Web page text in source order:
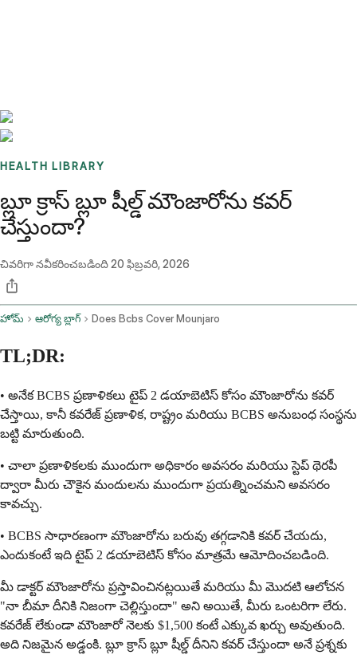
HEALTH LIBRARY
బ్లూ క్రాస్ బ్లూ షీల్డ్ మౌంజారోను కవర్
చేస్తుందా?
చివరిగా నవీకరించబడింది20 ఫిబ్రవరి, 2026
హోమ్ ఆరోగ్య బ్లాగ్ Does Bcbs Cover Mounjaro
TL;DR:
• అనేక BCBS ప్రణాళికలు టైప్ 2 డయాబెటిస్ కోసం మౌంజారోను కవర్
చేస్తాయి, కానీ కవరేజ్ ప్రణాళిక, రాష్ట్రం మరియు BCBS అనుబంధ సంస్థను
బట్టి మారుతుంది.
• చాలా ప్రణాళికలకు ముందుగా అధికారం అవసరం మరియు స్టెప్ థెరపీ
ద్వారా మీరు చౌకైన మందులను ముందుగా ప్రయత్నించమని అవసరం
కావచ్చు.
• BCBS సాధారణంగా మౌంజారోను బరువు తగ్గడానికి కవర్ చేయదు,
ఎందుకంటే ఇది టైప్ 2 డయాబెటిస్ కోసం మాత్రమే ఆమోదించబడింది.
మీ డాక్టర్ మౌంజారోను ప్రస్తావించినట్లయితే మరియు మీ మొదటి ఆలోచన
"నా బీమా దీనికి నిజంగా చెల్లిస్తుందా" అని అయితే, మీరు ఒంటరిగా లేరు.
కవరేజ్ లేకుండా మౌంజారో నెలకు $1,500 కంటే ఎక్కువ ఖర్చు అవుతుంది.
అది నిజమైన అడ్డంకి. బ్లూ క్రాస్ బ్లూ షీల్డ్ దీనిని కవర్ చేస్తుందా అనే ప్రశ్నకు